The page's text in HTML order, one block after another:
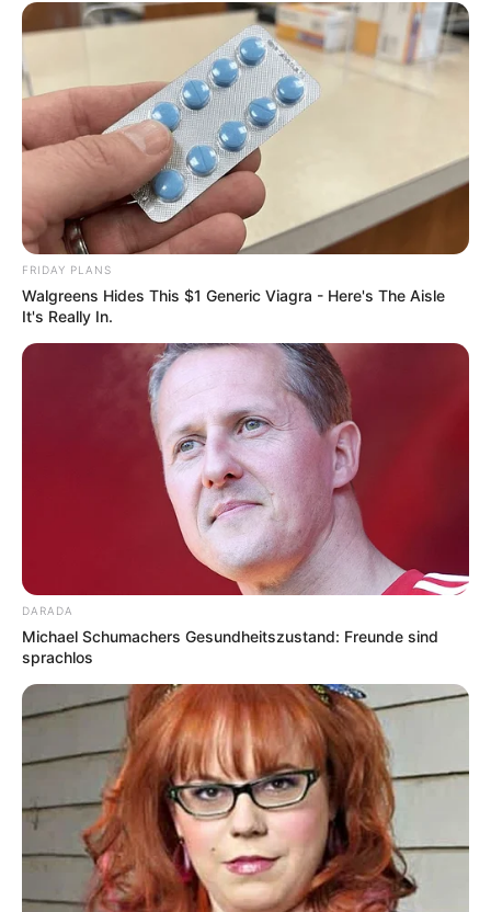
FRIDAY PLANS
Walgreens Hides This $1 Generic Viagra - Here's The Aisle
It's Really In.
DARADA
Michael Schumachers Gesundheitszustand: Freunde sind
sprachlos